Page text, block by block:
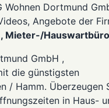
Wohnen Dortmund
Angebote der
, Mieter-/
GmbH ,
die günstigsten
/ Hamm. Überzeugen
in Haus-